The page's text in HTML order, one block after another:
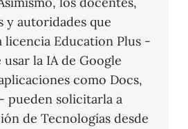
y autoridades que
licencia Education Plus -
la IA de Google
como Docs,
pueden solicitarla a
de Tecnologías desde